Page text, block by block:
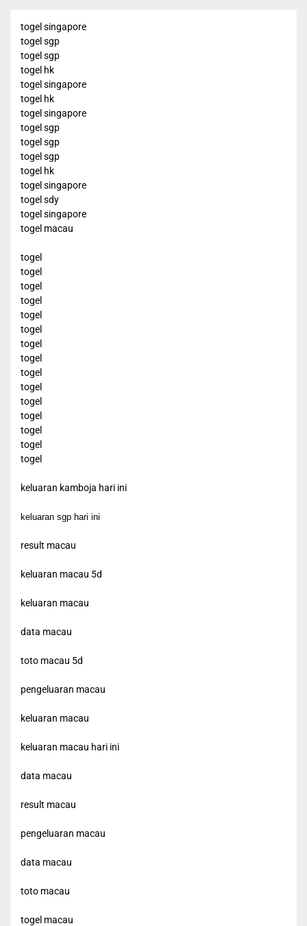
togel singapore
togel sgp
togel sgp
togel hk
togel singapore
togel hk
togel singapore
togel sgp
togel sgp
togel sgp
togel hk
togel singapore
togel sdy
togel singapore
togel macau
togel
togel
togel
togel
togel
togel
togel
togel
togel
togel
togel
togel
togel
togel
togel
keluaran kamboja hari ini
keluaran sgp hari ini
result macau
keluaran macau 5d
keluaran macau
data macau
toto macau 5d
pengeluaran macau
keluaran macau
keluaran macau hari ini
data macau
result macau
pengeluaran macau
data macau
toto macau
togel macau